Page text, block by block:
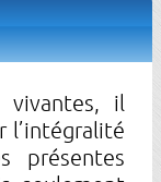
vivantes, il
l’intégralité
présentes